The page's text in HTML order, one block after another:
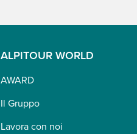
ALPITOUR WORLD
AWARD
Il Gruppo
Lavora con noi